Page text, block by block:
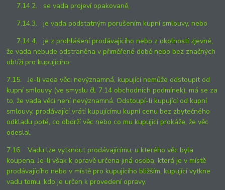
7.14.2. se vada projeví opakovaně,
7.14.3. je vada podstatným porušením kupní smlouvy, nebo
7.14.4. je z prohlášení prodávajícího nebo z okolností zjevné,
že vada nebude odstraněna v přiměřené době nebo bez značných
obtíží pro kupujícího.
7.15. Je-li vada věci nevýznamná, kupující nemůže odstoupit od
kupní smlouvy (ve smyslu čl. 7.14 obchodních podmínek); má se za
to, že vada věci není nevýznamná. Odstoupí-li kupující od kupní
smlouvy, prodávající vrátí kupujícímu kupní cenu bez zbytečného
odkladu poté, co obdrží věc nebo co mu kupující prokáže, že věc
odeslal.
7.16. Vadu lze vytknout prodávajícímu, u kterého věc byla
koupena. Je-li však k opravě určena jiná osoba, která je v místě
prodávajícího nebo v místě pro kupujícího bližším, kupující vytkne
vadu tomu, kdo je určen k provedení opravy.